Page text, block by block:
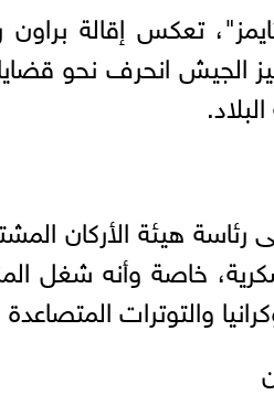
تعكس إقالة
الجيش انحرف نحو
هيئة الأركان
والتوترات